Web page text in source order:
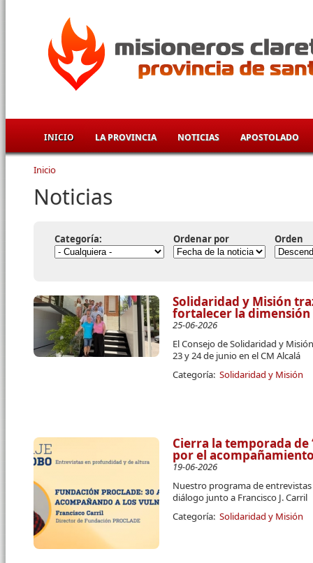
INICIO LA PROVINCIA NOTICIAS APOSTOLADO
Se encuentra usted aquí
Inicio
Noticias
Categoría: Ordenar por Orden
Solidaridad y Misión
fortalecer la
25-06-2026
El Consejo de Solidaridad y
23 y 24 de junio en el CM Alcalá
Categoría: Solidaridad y Misión
Cierra la temporada de
por el
19-06-2026
Nuestro programa de
diálogo junto a Francisco J. Carril
Categoría: Solidaridad y Misión